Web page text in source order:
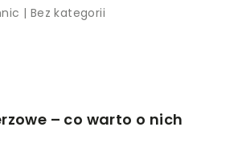
| Bez kategorii
– co warto o nich